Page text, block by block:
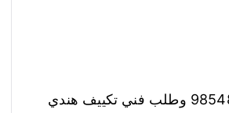
إذا احتجت الى فني تركيب مكيفات فما عليك سوى الاتصال بشركتنا 98548488 وطلب فني تكييف هندي